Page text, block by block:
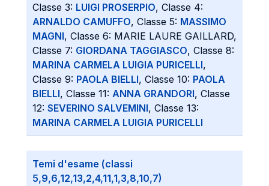
Classe 3: LUIGI PROSERPIO, Classe 4:
ARNALDO CAMUFFO, Classe 5: MASSIMO
MAGNI, Classe 6: MARIE LAURE GAILLARD,
Classe 7: GIORDANA TAGGIASCO, Classe 8:
MARINA CARMELA LUIGIA PURICELLI,
Classe 9: PAOLA BIELLI, Classe 10: PAOLA
BIELLI, Classe 11: ANNA GRANDORI, Classe
12: SEVERINO SALVEMINI, Classe 13:
MARINA CARMELA LUIGIA PURICELLI
Temi d'esame (classi
5,9,6,12,13,2,4,11,1,3,8,10,7)